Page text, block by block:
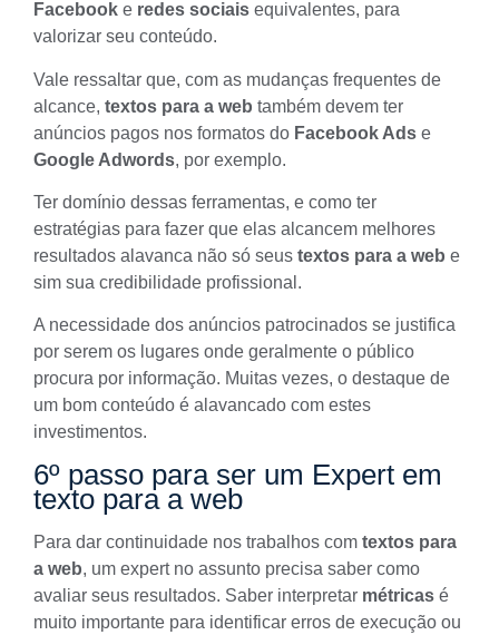
Facebook e redes sociais equivalentes, para
valorizar seu conteúdo.
Vale ressaltar que, com as mudanças frequentes de
alcance, textos para a web também devem ter
anúncios pagos nos formatos do Facebook Ads e
Google Adwords, por exemplo.
Ter domínio dessas ferramentas, e como ter
estratégias para fazer que elas alcancem melhores
resultados alavanca não só seus textos para a web e
sim sua credibilidade profissional .
A necessidade dos anúncios patrocinados se justifica
por serem os lugares onde geralmente o público
procura por informação. Muitas vezes, o destaque de
um bom conteúdo é alavancado com estes
investimentos.
6º passo para ser um Expert em
texto para a web
Para dar continuidade nos trabalhos com textos para
a web, um expert no assunto precisa saber como
avaliar seus resultados. Saber interpretar métricas é
muito importante para identificar erros de execução ou